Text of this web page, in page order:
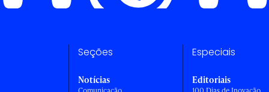
Seções
Notícias
Especiais
Editoriais